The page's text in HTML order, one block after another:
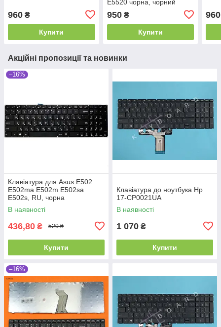
960 ₴
Купити
E5520 чорна, чорний
950₴
Купити
960
Акційні пропозиції та новинки
–16%
Клавіатура для Asus E502
E502ma E502m E502sa
E502s, RU, чорна
В наявності
436,80 ₴ 520 ₴
Купити
Клавіатура до ноутбука Hp
17-CP0021UA
В наявності
1 070 ₴
Купити
–16%